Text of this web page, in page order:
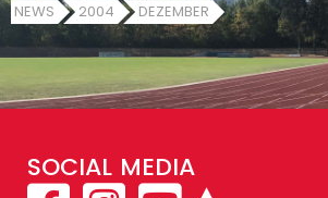
NEWS 2004 DEZEMBER
SOCIAL MEDIA